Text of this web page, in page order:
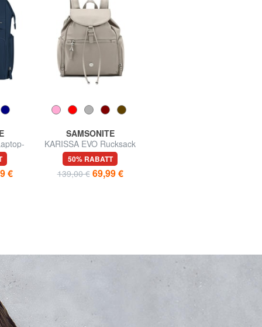
€
SAMSONITE
KARISSA EVO Rucksack
50% RABATT
139,00 € 69,99 €